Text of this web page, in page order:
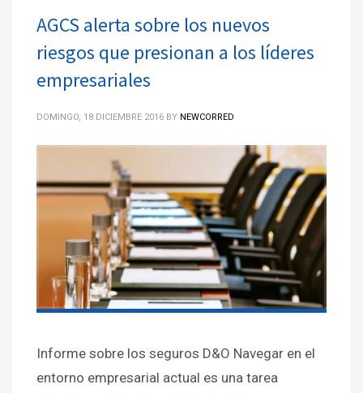
AGCS alerta sobre los nuevos
riesgos que presionan a los líderes
empresariales
DOMINGO, 18 DICIEMBRE 2016 BY NEWCORRED
Informe sobre los seguros D&O Navegar en el
entorno empresarial actual es una tarea